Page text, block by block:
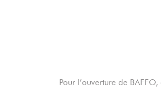
Pour l’ouverture de